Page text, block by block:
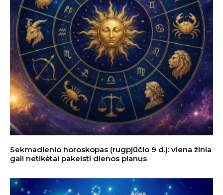
Sekmadienio horoskopas (rugpjūčio 9 d.): viena žinia
gali netikėtai pakeisti dienos planus